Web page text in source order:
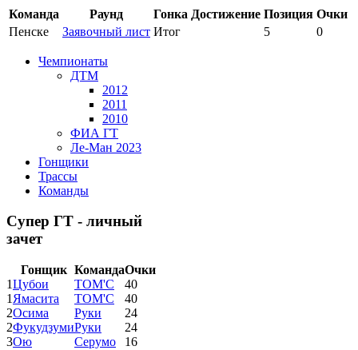
Команда Раунд Гонка Достижение Позиция Очки
Пенске
Заявочный лист Итог 5 0
Чемпионаты
ДТМ
2012
2011
2010
ФИА ГТ
Ле-Ман 2023
Гонщики
Трассы
Команды
Супер ГТ - личный
зачет
Гонщик КомандаОчки
1Цубои ТОМ'С
40
1 Ямасита ТОМ'С
40
2Осима Руки
24
2ФукудзумиРуки
24
3Ою Серумо
16